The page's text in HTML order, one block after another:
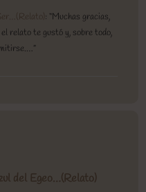
: “Muchas gracias,
relato te gustó y, sobre todo,
”